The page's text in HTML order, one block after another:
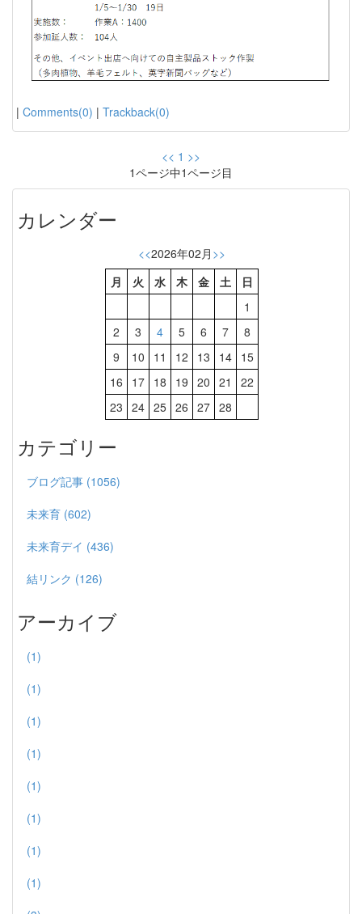
| Comments(0) | Trackback(0)
<< 1 >>
1ページ中1ページ目
カレンダー
<<2026年02月 >>
月
火 水 木 金 土
日
1
2
3 4 5 6 7
8
9
10 11 12 13 14
15
16
17 18 19 20 21
22
23 24 25 26 27 28
カテゴリー
ブログ記事 (1056)
未来育 (602)
未来育デイ (436)
結リンク (126)
アーカイブ
(1)
(1)
(1)
(1)
(1)
(1)
(1)
(1)